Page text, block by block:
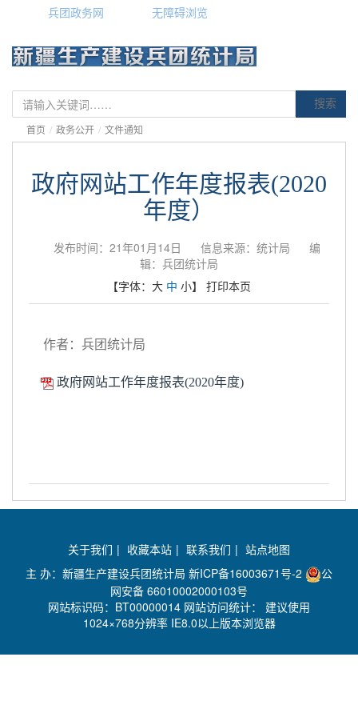
兵团政务网 无障碍浏览
搜索
首页 / 政务公开 / 文件通知
政府网站工作年度报表(2020
年度）
发布时间：21年01月14日 信息来源：统计局
编
辑：兵团统计局
【字体： 大 中 小】 打印本页
作者：兵团统计局
政府网站工作年度报表(2020年度)
关于我们 | 收藏本站 | 联系我们 | 站点地图
主 办：新疆生产建设兵团统计局 新ICP备16003671号-2
公
网安备 66010002000103号
网站标识码：BT00000014 网站访问统计： 建议使用
1024×768分辨率 IE8.0以上版本浏览器